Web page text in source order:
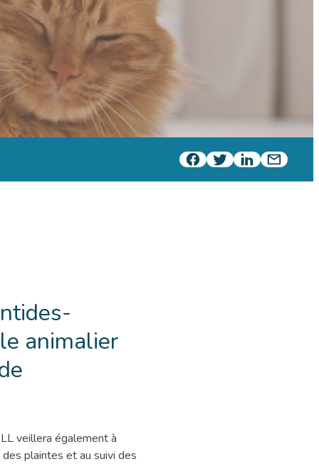
animalier
veillera également à
plaintes et au suivi des